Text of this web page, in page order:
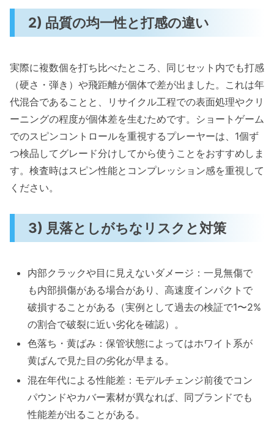
2) 品質の均一性と打感の違い
実際に複数個を打ち比べたところ、同じセット内でも打感
（硬さ・弾き）や飛距離が個体で差が出ました。これは年
代混合であることと、リサイクル工程での表面処理やクリ
ーニングの程度が個体差を生むためです。ショートゲーム
でのスピンコントロールを重視するプレーヤーは、1個ず
つ検品してグレード分けしてから使うことをおすすめしま
す。検査時はスピン性能とコンプレッション感を重視して
ください。
3) 見落としがちなリスクと対策
内部クラックや目に見えないダメージ：一見無傷で
も内部損傷がある場合があり、高速度インパクトで
破損することがある（実例として過去の検証で1〜2%
の割合で破裂に近い劣化を確認）。
色落ち・黄ばみ：保管状態によってはホワイト系が
黄ばんで見た目の劣化が早まる。
混在年代による性能差：モデルチェンジ前後でコン
パウンドやカバー素材が異なれば、同ブランドでも
性能差が出ることがある。